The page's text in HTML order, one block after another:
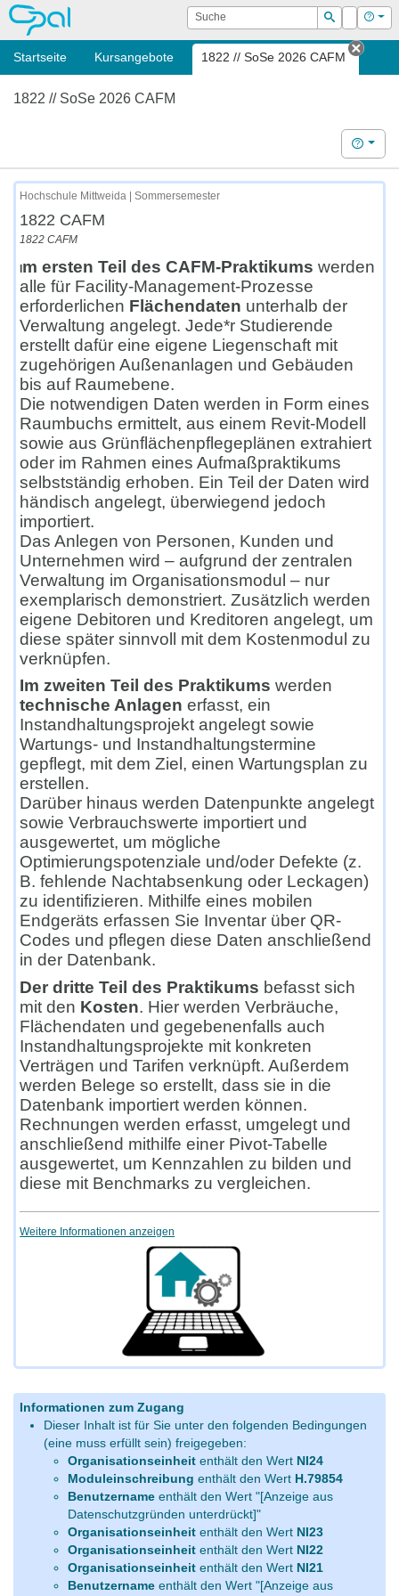
OPAL Suche
Suchen
Login Hilfe
Startseite Kursangebote 1822 // SoSe 2026 CAFM
Tab
1822 // SoSe 2026 CAFM
Hilfe
Hochschule Mittweida | Sommersemester
1822 CAFM
1822 CAFM
Im ersten Teil des CAFM-Praktikums werden
alle für Facility-Management-Prozesse
erforderlichen Flächendaten unterhalb der
Verwaltung angelegt. Jede*r Studierende
erstellt dafür eine eigene Liegenschaft mit
zugehörigen Außenanlagen und Gebäuden
bis auf Raumebene.
Die notwendigen Daten werden in Form eines
Raumbuchs ermittelt, aus einem Revit-Modell
sowie aus Grünflächenpflegeplänen extrahiert
oder im Rahmen eines Aufmaßpraktikums
selbstständig erhoben. Ein Teil der Daten wird
händisch angelegt, überwiegend jedoch
importiert.
Das Anlegen von Personen, Kunden und
Unternehmen wird – aufgrund der zentralen
Verwaltung im Organisationsmodul – nur
exemplarisch demonstriert. Zusätzlich werden
eigene Debitoren und Kreditoren angelegt, um
diese später sinnvoll mit dem Kostenmodul zu
verknüpfen.
Im zweiten Teil des Praktikums werden
technische Anlagen erfasst, ein
Instandhaltungsprojekt angelegt sowie
Wartungs- und Instandhaltungstermine
gepflegt, mit dem Ziel, einen Wartungsplan zu
erstellen.
Darüber hinaus werden Datenpunkte angelegt
sowie Verbrauchswerte importiert und
ausgewertet, um mögliche
Optimierungspotenziale und/oder Defekte (z.
B. fehlende Nachtabsenkung oder Leckagen)
zu identifizieren. Mithilfe eines mobilen
Endgeräts erfassen Sie Inventar über QR-
Codes und pflegen diese Daten anschließend
in der Datenbank.
Der dritte Teil des Praktikums befasst sich
mit den Kosten. Hier werden Verbräuche,
Flächendaten und gegebenenfalls auch
Instandhaltungsprojekte mit konkreten
Verträgen und Tarifen verknüpft. Außerdem
werden Belege so erstellt, dass sie in die
Datenbank importiert werden können.
Rechnungen werden erfasst, umgelegt und
anschließend mithilfe einer Pivot-Tabelle
ausgewertet, um Kennzahlen zu bilden und
diese mit Benchmarks zu vergleichen.
Weitere Informationen anzeigen
Informationen zum Zugang
Dieser Inhalt ist für Sie unter den folgenden Bedingungen
(eine muss erfüllt sein) freigegeben:
Organisationseinheitenthält den Wert NI24
Moduleinschreibung enthält den Wert H.79854
Benutzernameenthält den Wert "[Anzeige aus
Datenschutzgründen unterdrückt]"
Organisationseinheitenthält den Wert NI23
Organisationseinheitenthält den Wert NI22
Organisationseinheitenthält den Wert NI21
Benutzernameenthält den Wert "[Anzeige aus